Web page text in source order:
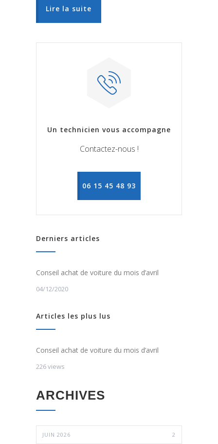
Lire la suite
Un technicien vous accompagne
Contactez-nous !
06 15 45 48 93
Derniers articles
Conseil achat de voiture du mois d’avril
04/12/2020
Articles les plus lus
Conseil achat de voiture du mois d’avril
226 views
ARCHIVES
JUIN 2026 2